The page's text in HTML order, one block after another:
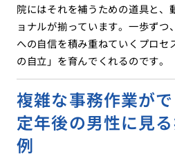
院にはそれを補うための道具と、
ョナルが揃っています。一歩ずつ
への自信を積み重ねていくプロセ
の自立」を育んでくれるのです。
複雑な事務作業が
定年後の男性に見
例